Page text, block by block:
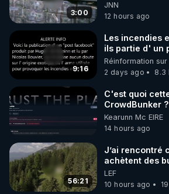
3:00
JNN
12 hours ago
9:16
Les incendies
ils partie d' un
débuté le 11
?
Réinformation
2 days ago
8.3
C'est quoi
CrowdBunker
peut plus
peu de la
pas les
mes vidéos,
arnaque parce
chaine et mon
gratuits. Je
mourir que de
Kearunn Mc EIRE
14 hours ago
56:21
J’ai rencontré
achètent des
survivre à la fin
LEF
10 hours ago